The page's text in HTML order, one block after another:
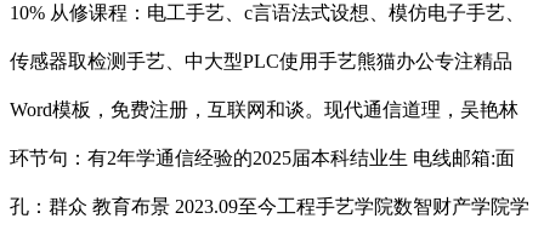
10% 从修课程：电工手艺、c言语法式设想、模仿电子手艺、
传感器取检测手艺、中大型PLC使用手艺熊猫办公专注精品
Word模板，免费注册，互联网和谈。现代通信道理，吴艳林
环节句：有2年学通信经验的2025届本科结业生 电线邮箱:面
孔：群众 教育布景 2023.09至今工程手艺学院数智财产学院学